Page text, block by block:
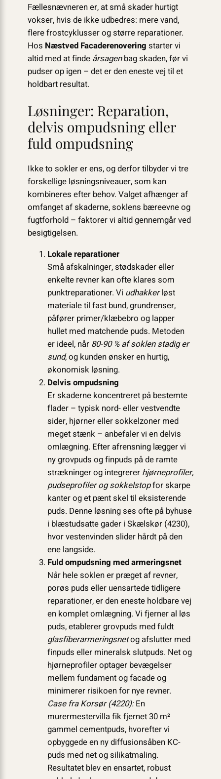
Fællesnævneren er, at små skader hurtigt
vokser, hvis de ikke udbedres: mere vand,
flere frostcyklusser og større reparationer.
Hos Næstved Facaderenovering starter vi
altid med at finde årsagenbag skaden, før vi
pudser op igen – det er den eneste vej til et
holdbart resultat.
Løsninger: Reparation,
delvis ompudsning eller
fuld ompudsning
Ikke to sokler er ens, og derfor tilbyder vi tre
forskellige løsningsniveauer, som kan
kombineres efter behov. Valget afhænger af
omfanget af skaderne, soklens bæreevne og
fugtforhold – faktorer vi altid gennemgår ved
besigtigelsen.
Lokale reparationer
Små afskalninger, stødskader eller
enkelte revner kan ofte klares som
punktreparationer. Vi udhakkerløst
materiale til fast bund, grundrenser,
påfører primer/klæbebro og lapper
hullet med matchende puds. Metoden
er ideel, når 80-90 % af soklen stadig er
sund, og kunden ønsker en hurtig,
økonomisk løsning.
Delvis ompudsning
Er skaderne koncentreret på bestemte
flader – typisk nord- eller vestvendte
sider, hjørner eller sokkelzoner med
meget stænk – anbefaler vi en delvis
omlægning. Efter afrensning lægger vi
ny grovpuds og finpuds på de ramte
strækninger og integrerer hjørneprofiler,
pudseprofiler og sokkelstopfor skarpe
kanter og et pænt skel til eksisterende
puds. Denne løsning ses ofte på byhuse
i blæstudsatte gader i Skælskør (4230),
hvor vestenvinden slider hårdt på den
ene langside.
Fuld ompudsning med armeringsnet
Når hele soklen er præget af revner,
porøs puds eller uensartede tidligere
reparationer, er den eneste holdbare vej
en komplet omlægning. Vi fjerner al løs
puds, etablerer grovpuds med fuldt
glasfiber­armeringsnetog afslutter med
finpuds eller mineralsk slutpuds. Net og
hjørneprofiler optager bevægelser
mellem fundament og facade og
minimerer risikoen for nye revner.
Case fra Korsør (4220):En
murermestervilla fik fjernet 30 m²
gammel cementpuds, hvorefter vi
opbyggede en ny diffusionsåben KC-
puds med net og silikatmaling.
Resultatet blev en ensartet, robust